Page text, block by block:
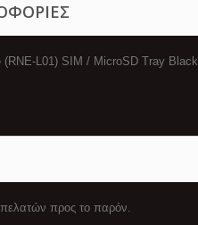
(RNE-L01) SIM / MicroSD Tray Black
πελατών προς το παρόν.